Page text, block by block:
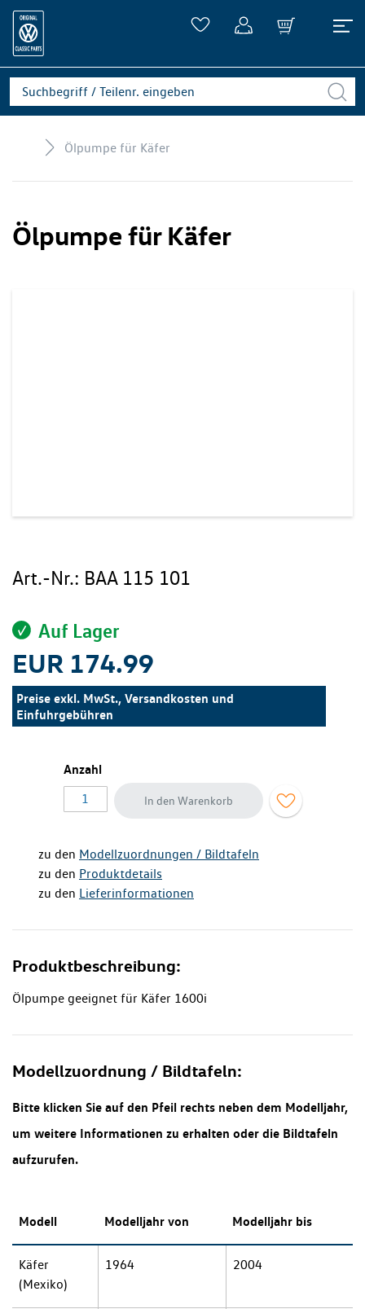
Ölpumpe für Käfer
Ölpumpe für Käfer
Art.-Nr.: BAA 115 101
Auf Lager
EUR 174.99
Preise exkl. MwSt., Versandkosten und
Einfuhrgebühren
Anzahl
In den Warenkorb
zu den Modellzuordnungen / Bildtafeln
zu den Produktdetails
zu den Lieferinformationen
Produktbeschreibung:
Ölpumpe geeignet für Käfer 1600i
Modellzuordnung / Bildtafeln:
Bitte klicken Sie auf den Pfeil rechts neben dem Modelljahr,
um weitere Informationen zu erhalten oder die Bildtafeln
aufzurufen.
Modell Modelljahr von Modelljahr bis
Käfer
(Mexiko)
1964 2004